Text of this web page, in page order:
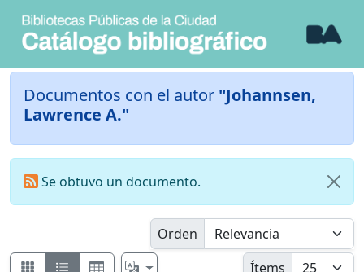
Documentos con el autor "Johannsen,
Lawrence A."
Se obtuvo un documento.
Orden
Ítems